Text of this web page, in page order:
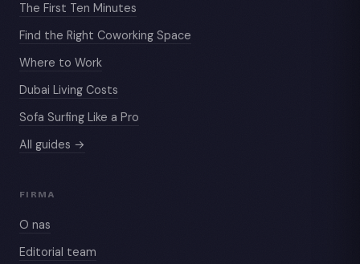
The First Ten Minutes
Find the Right Coworking Space
Where to Work
Dubai Living Costs
Sofa Surfing Like a Pro
All guides →
FIRMA
O nas
Editorial team